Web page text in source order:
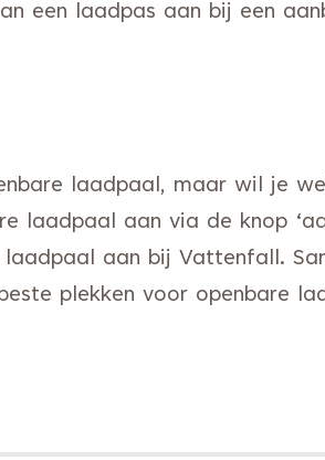
een laadpas aan bij een
laadpaal, maar wil je
laadpaal aan via de knop
aan bij Vattenfall.
plekken voor openbare
naar een andere website)